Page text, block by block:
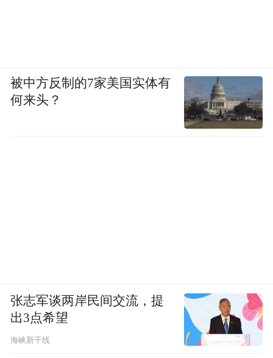
被中方反制的7家美国实体有
何来头？
张志军谈两岸民间交流，提
出3点希望
海峡新干线